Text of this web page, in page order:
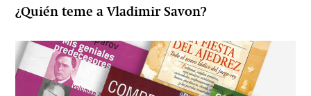
¿Quién teme a Vladimir Savon?